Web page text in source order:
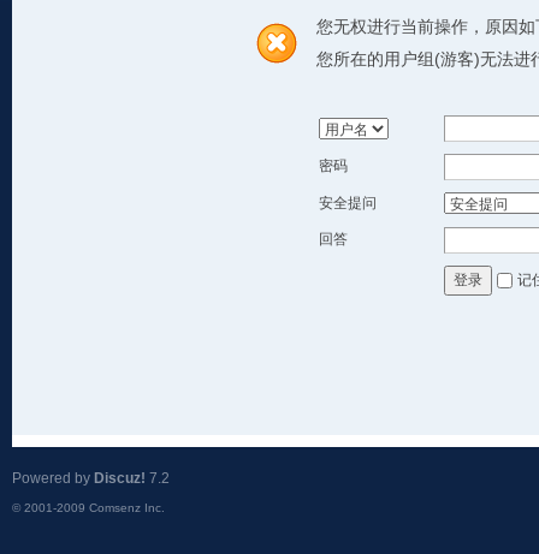
您无权进行当前操作，原因如
您所在的用户组(游客)无法进
密码
安全提问
回答
登录 记
Powered by Discuz! 7.2
© 2001-2009 Comsenz Inc.